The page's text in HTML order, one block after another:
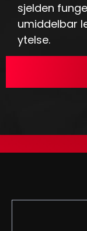
sjelden
umiddelbar
ytelse.